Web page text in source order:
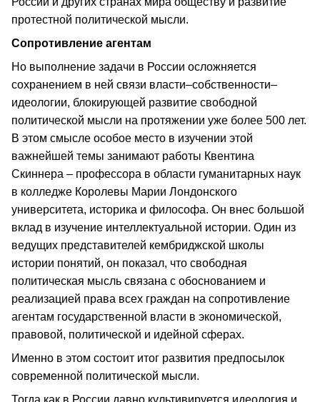
протестной политической мысли.
Сопротивление агентам
Но выполнение задачи в России осложняется
сохранением в ней связи власти–собственности–
идеологии, блокирующей развитие свободной
политической мысли на протяжении уже более 500 лет.
В этом смысле особое место в изучении этой
важнейшей темы занимают работы Квентина
Скиннера – профессора в области гуманитарных наук
в колледже Королевы Марии Лондонского
университета, историка и философа. Он внес большой
вклад в изучение интеллектуальной истории. Один из
ведущих представителей кембриджской школы
истории понятий, он показал, что свободная
политическая мысль связана с обоснованием и
реализацией права всех граждан на сопротивление
агентам государственной власти в экономической,
правовой, политической и идейной сферах.
Именно в этом состоит итог развития предпосылок
современной политической мысли.
Тогда как в России давно культивируется идеология и